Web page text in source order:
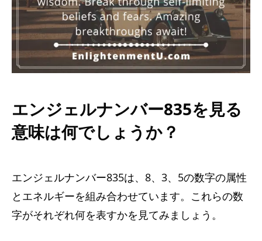
エンジェルナンバー835を見る
意味は何でしょうか？
エンジェルナンバー835は、8、3、5の数字の属性
とエネルギーを組み合わせています。これらの数
字がそれぞれ何を表すかを見てみましょう。